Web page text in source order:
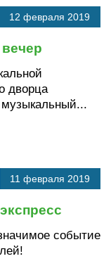
12 февраля 2019
дворца
музыкальный...
11 февраля 2019
событие